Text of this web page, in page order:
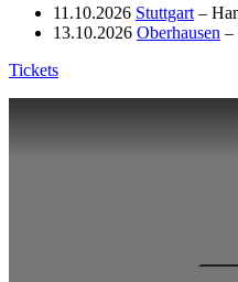
11.10.2026 Stuttgart –
13.10.2026 Oberhausen –
Tickets